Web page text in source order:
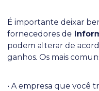
É importante deixar
fornecedores de
podem alterar de
ganhos. Os mais
• A empresa que você